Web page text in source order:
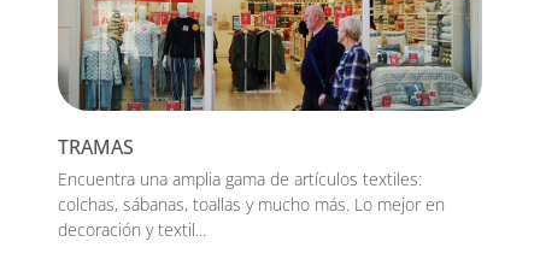
TRAMAS
Encuentra una amplia gama de artículos textiles:
colchas, sábanas, toallas y mucho más. Lo mejor en
decoración y textil...